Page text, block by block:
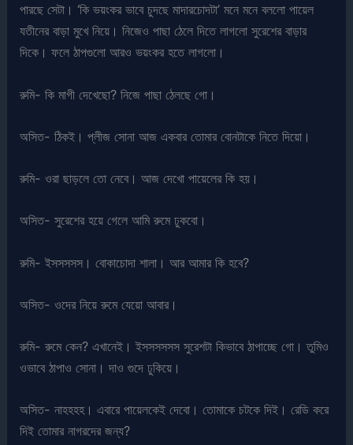
পারছে সেটা। ‘কি ভয়ংকর ভাবে চুদছে মাদারচোদটা’ মনে মনে বললো পায়েল
যতীনের বাড়া মুখে নিয়ে। নিজেও পাছা ঠেলে দিতে লাগলো সুরেশের বাড়ার
দিকে। ফলে ঠাপগুলো আরও ভয়ংকর হতে লাগলো।
রুমি- কি মাগী দেখেছো? নিজে পাছা ঠেলছে গো।
অসিত- ঠিকই। প্লীজ সোনা আজ একবার তোমার বোনটাকে নিতে দিয়ো।
রুমি- ওরা ছাড়লে তো নেবে। আজ দেখো পায়েলের কি হয়।
অসিত- সুরেশের হয়ে গেলে আমি রুমে ঢুকবো।
রুমি- ইসসসসস। বোকাচোদা শালা। আর আমার কি হবে?
অসিত- ওদের নিয়ে রুমে যেয়ো আবার।
রুমি- রুমে কেন? এখানেই। ইসসসসসস সুরেশটা কিভাবে ঠাপাচ্ছে গো। তুমিও
ওভাবে ঠাপাও সোনা। দাও গুদে ঢুকিয়ে।
অসিত- নাহহহহ। এবারে পায়েলকেই দেবো। তোমাকে চটকে দিই। রেডি করে
দিই তোমার নাগরদের জন্য?